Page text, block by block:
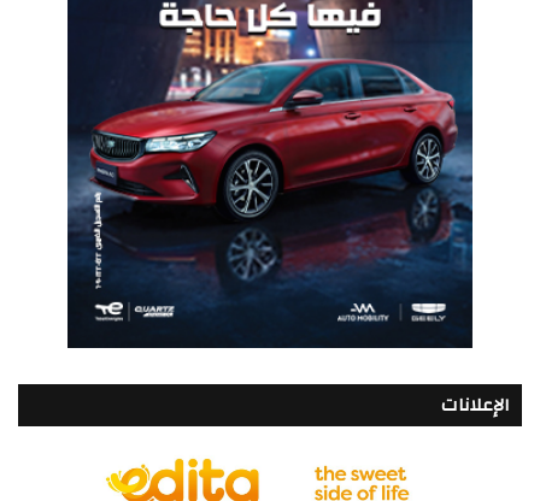
الإعلانات